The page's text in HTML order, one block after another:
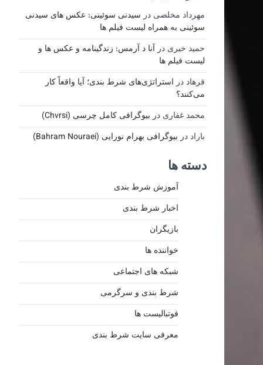
مهرداد مخلصی درسیدنی سوئینی: عکس های سیدنی
سوئینی به همراه لیست فیلم ها
حمید خیری درآنا د آرمس: زندگینامه و عکس ها و
لیست فیلم ها
فرهاددراستراتژی‌های شرط بندی؛ آیا واقعاً کار
می‌کنند؟
محمد غفاری دربیوگرافی کامل چرسی (Chvrsi)
باراددربیوگرافی بهرام نورایی (Bahram Nouraei)
دسته ها
آموزش شرط بندی
اخبار شرط بندی
بازیگران
خواننده ها
شبکه های اجتماعی
شرط بندی و سرگرمی
فوتبالیست ها
معرفی سایت شرط بندی